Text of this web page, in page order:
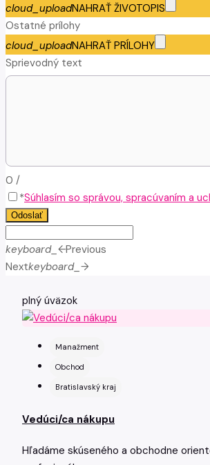
cloud_uploadNAHRAŤ ŽIVOTOPIS
Ostatné prílohy
cloud_uploadNAHRAŤ PRÍLOHY
Sprievodný text
0 /
*Súhlasím so správou, spracúvaním a
Odoslať
keyboard_arrow_leftPrevious
Nextkeyboard_arrow_right
plný úväzok
Manažment
Obchod
Bratislavský kraj
Vedúci/ca nákupu
Hľadáme skúseného a obchodne